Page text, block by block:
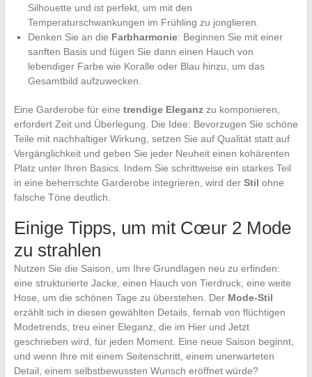
Silhouette und ist perfekt, um mit den
Temperaturschwankungen im Frühling zu jonglieren.
Denken Sie an die Farbharmonie: Beginnen Sie mit einer
sanften Basis und fügen Sie dann einen Hauch von
lebendiger Farbe wie Koralle oder Blau hinzu, um das
Gesamtbild aufzuwecken.
Eine Garderobe für eine trendige Eleganzzu komponieren,
erfordert Zeit und Überlegung. Die Idee: Bevorzugen Sie schöne
Teile mit nachhaltiger Wirkung, setzen Sie auf Qualität statt auf
Vergänglichkeit und geben Sie jeder Neuheit einen kohärenten
Platz unter Ihren Basics. Indem Sie schrittweise ein starkes Teil
in eine beherrschte Garderobe integrieren, wird der Stil ohne
falsche Töne deutlich.
Einige Tipps, um mit Cœur 2 Mode
zu strahlen
Nutzen Sie die Saison, um Ihre Grundlagen neu zu erfinden:
eine strukturierte Jacke, einen Hauch von Tierdruck, eine weite
Hose, um die schönen Tage zu überstehen. Der Mode-Stil
erzählt sich in diesen gewählten Details, fernab von flüchtigen
Modetrends, treu einer Eleganz, die im Hier und Jetzt
geschrieben wird, für jeden Moment. Eine neue Saison beginnt,
und wenn Ihre mit einem Seitenschritt, einem unerwarteten
Detail, einem selbstbewussten Wunsch eröffnet würde?